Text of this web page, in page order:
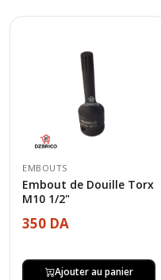
EMBOUTS
Embout de Douille Torx
M10 1/2"
350 DA
Ajouter au panier